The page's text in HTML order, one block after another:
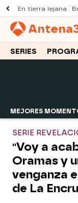
En tierra lejana
Antena
SERIES
MEJORES
SERIE
"Voy a
Oramas y
venganza
de La